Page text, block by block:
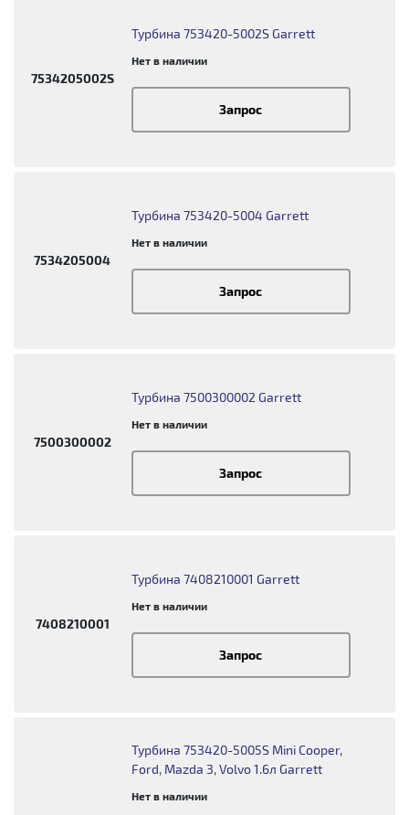
7534205002S
Турбина 753420-5002S Garrett
Нет в наличии
Запрос
7534205004
Турбина 753420-5004 Garrett
Нет в наличии
Запрос
7500300002
Турбина 7500300002 Garrett
Нет в наличии
Запрос
7408210001
Турбина 7408210001 Garrett
Нет в наличии
Запрос
Турбина 753420-5005S Mini Cooper,
Ford, Mazda 3, Volvo 1.6л Garrett
Нет в наличии